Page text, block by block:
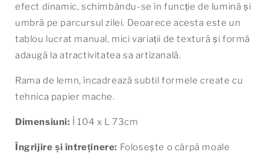
efect dinamic, schimbându-se în funcție de lumină și
umbră pe parcursul zilei. Deoarece acesta este un
tablou lucrat manual, mici variații de textură și formă
adaugă la atractivitatea sa artizanală.
Rama de lemn, încadrează subtil formele create cu
tehnica papier mache.
Dimensiuni: Î 104 x L 73cm
Îngrijire și întreținere: Folosește o cârpă moale